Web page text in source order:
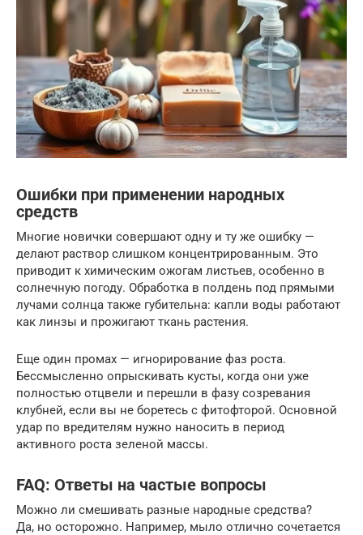
Ошибки при применении народных
средств
Многие новички совершают одну и ту же ошибку —
делают раствор слишком концентрированным. Это
приводит к химическим ожогам листьев, особенно в
солнечную погоду. Обработка в полдень под прямыми
лучами солнца также губительна: капли воды работают
как линзы и прожигают ткань растения.
Еще один промах — игнорирование фаз роста.
Бессмысленно опрыскивать кусты, когда они уже
полностью отцвели и перешли в фазу созревания
клубней, если вы не боретесь с фитофторой. Основной
удар по вредителям нужно наносить в период
активного роста зеленой массы.
FAQ: Ответы на частые вопросы
Можно ли смешивать разные народные средства?
Да, но осторожно. Например, мыло отлично сочетается